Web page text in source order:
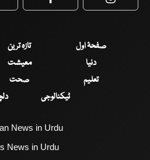
Facebook
صفحۂ اول تازہ ترین
دنیا
معیشت
تعلیم
صحت
ٹیکنالوجی
News in Urdu
News in Urdu